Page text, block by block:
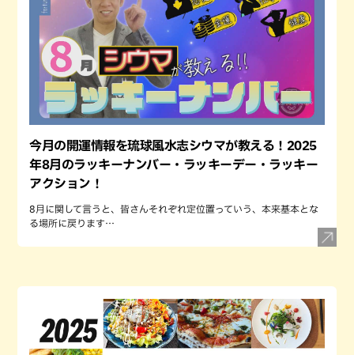
今月の開運情報を琉球風水志シウマが教える！2025
年8月のラッキーナンバー・ラッキーデー・ラッキー
アクション！
8月に関して言うと、皆さんそれぞれ定位置っていう、本来基本とな
る場所に戻ります…